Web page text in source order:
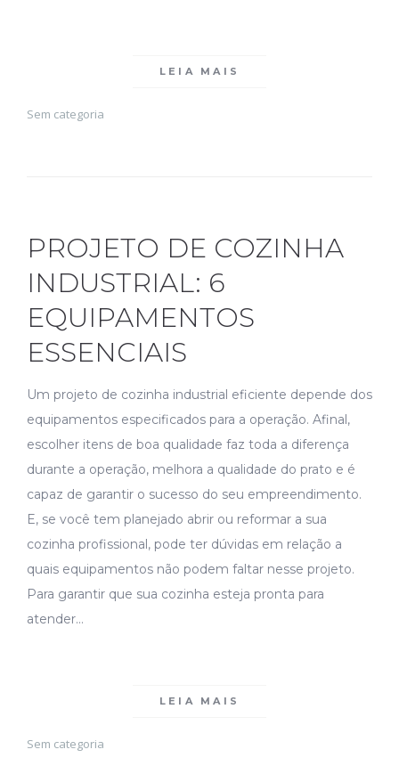
LEIA MAIS
Sem categoria
PROJETO DE COZINHA
INDUSTRIAL: 6
EQUIPAMENTOS
ESSENCIAIS
Um projeto de cozinha industrial eficiente depende dos
equipamentos especificados para a operação. Afinal,
escolher itens de boa qualidade faz toda a diferença
durante a operação, melhora a qualidade do prato e é
capaz de garantir o sucesso do seu empreendimento.
E, se você tem planejado abrir ou reformar a sua
cozinha profissional, pode ter dúvidas em relação a
quais equipamentos não podem faltar nesse projeto.
Para garantir que sua cozinha esteja pronta para
atender…
LEIA MAIS
Sem categoria